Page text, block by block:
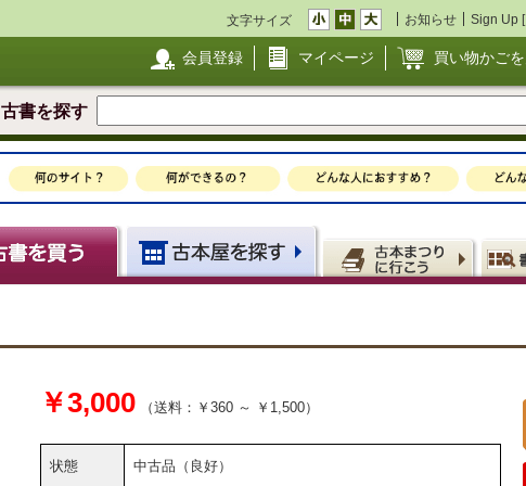
文字サイズ お知らせ Sign Up [
会員登録 マイページ 買い物かご
古書を探す
￥3,000 （送料：￥360 ～ ￥1,500）
状態 中古品（良好）